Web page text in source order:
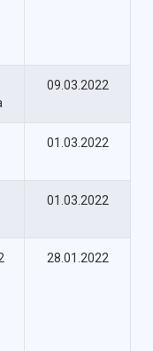
09.03.2022
01.03.2022
01.03.2022
28.01.2022